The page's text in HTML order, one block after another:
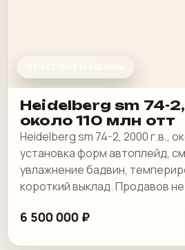
Heidelberg sm 74-
около 110 млн отт
Heidelberg sm 74-2, 2000 г.в.,
установка форм автоплейд,
увлажнение бадвин,
короткий выклад. Продавов
хорошем состоянии,
6 500 000 ₽